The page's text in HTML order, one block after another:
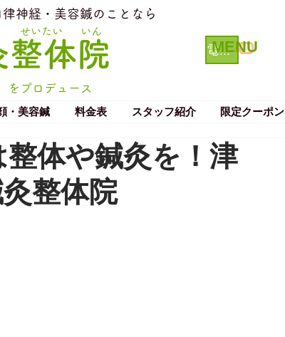
律神経・美容鍼のことなら
整体院
せいたい いん
電話で予約する クーポン
MENU
をプロデュース
・美容鍼 料金表 スタッフ紹介 限定クーポン
体や鍼灸を！津
整体院